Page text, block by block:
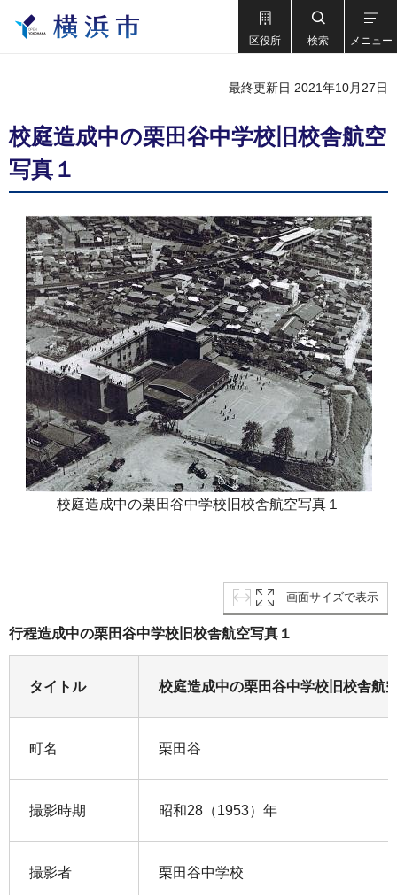
区役所 検索 メニュー
最終更新日 2021年10月27日
校庭造成中の栗田谷中学校旧校舎航空
写真１
校庭造成中の栗田谷中学校旧校舎航空写真１
画面サイズで表示
行程造成中の栗田谷中学校旧校舎航空写真１
タイトル 校庭造成中の栗田谷中学校旧校舎航
町名 栗田谷
撮影時期 昭和28（1953）年
撮影者 栗田谷中学校